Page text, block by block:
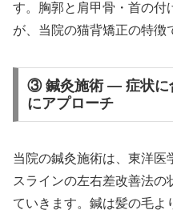
す。胸郭と肩甲骨・首の付
が、当院の猫背矯正の特徴
③ 鍼灸施術 — 症状に
にアプローチ
当院の鍼灸施術は、東洋医
スラインの左右差改善法の
ていきます。鍼は髪の毛よ